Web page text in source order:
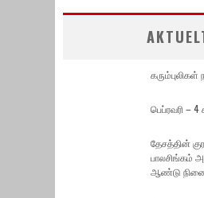
பெப்ரவரி – 4
தேசத்தின்
பாலசிங்கம்
ஆண்டு